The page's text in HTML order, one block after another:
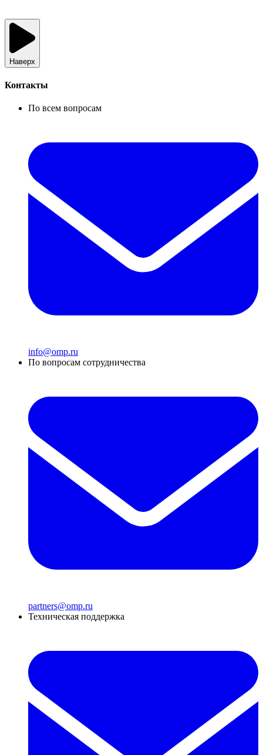
Наверх
Контакты
По всем вопросам
info@omp.ru
По вопросам сотрудничества
partners@omp.ru
Техническая поддержка